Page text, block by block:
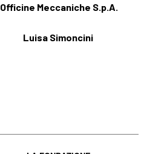
Officine Meccaniche S.p.A.
Luisa Simoncini